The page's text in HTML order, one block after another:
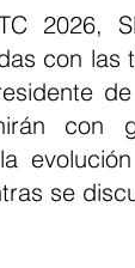
con las
con
se